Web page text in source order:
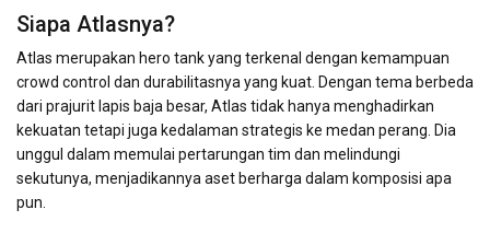
Siapa Atlasnya?
Atlas merupakan hero tank yang terkenal dengan kemampuan
crowd control dan durabilitasnya yang kuat. Dengan tema berbeda
dari prajurit lapis baja besar, Atlas tidak hanya menghadirkan
kekuatan tetapi juga kedalaman strategis ke medan perang. Dia
unggul dalam memulai pertarungan tim dan melindungi
sekutunya, menjadikannya aset berharga dalam komposisi apa
pun.